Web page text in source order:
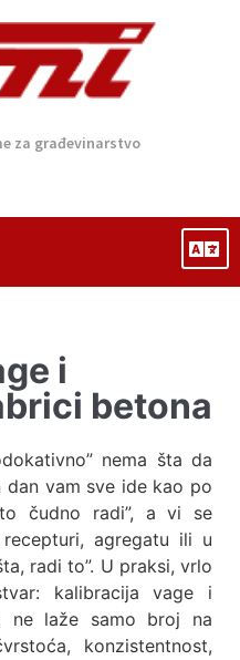
za građevinarstvo
i
betona
nema šta da
vam sve ide kao po
čudno radi”, a vi se
agregatu ili u
radi to”. U praksi, vrlo
kalibracija vage i
ne laže samo broj na
konzistentnost,